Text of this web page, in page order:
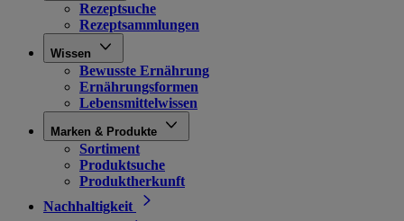
Rezeptsuche
Rezeptsammlungen
Wissen
Bewusste Ernährung
Ernährungsformen
Lebensmittelwissen
Marken & Produkte
Sortiment
Produktsuche
Produktherkunft
Nachhaltigkeit